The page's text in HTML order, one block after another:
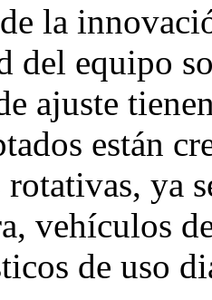
la
del equipo
ajuste
están
ya
vehículos
de uso